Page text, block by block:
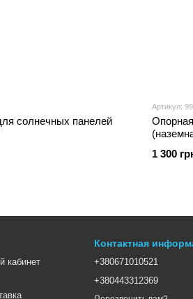
солнечных панелей
Артикул:
1 300
кабинет
Контактная
+380671010521
+380443312369